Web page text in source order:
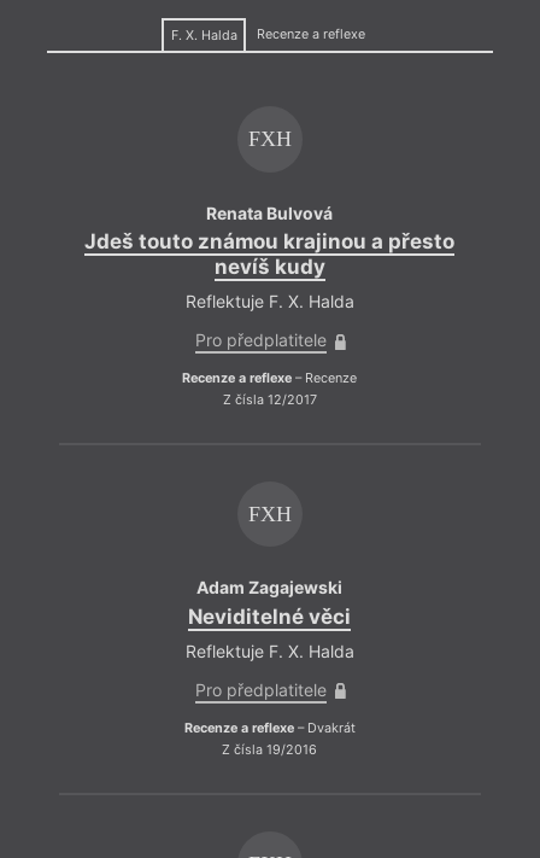
F. X. Halda Recenze a reflexe
FXH
Renata Bulvová
Jdeš touto známou krajinou a přesto
nevíš kudy
Reflektuje F. X. Halda
Pro předplatitele
Recenze a reflexe – Recenze
Z čísla 12/2017
FXH
Adam Zagajewski
Neviditelné věci
Reflektuje F. X. Halda
Pro předplatitele
Recenze a reflexe– Dvakrát
Z čísla 19/2016